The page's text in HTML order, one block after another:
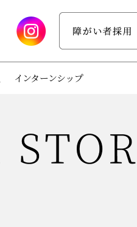
インターンシップ